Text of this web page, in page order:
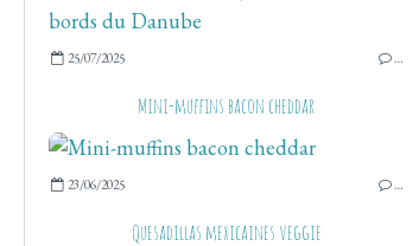
25/07/2025 …
Mini-muffins bacon cheddar
23/06/2025 …
Quesadillas mexicaines veggie